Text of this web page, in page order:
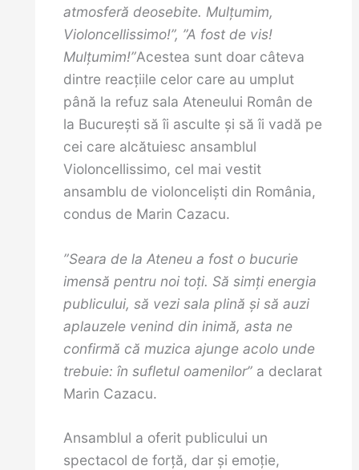
atmosferă deosebite. Mulțumim,
Violoncellissimo!”, ”A fost de vis!
Mulțumim!”Acestea sunt doar câteva
dintre reacțiile celor care au umplut
până la refuz sala Ateneului Român de
la București să îi asculte și să îi vadă pe
cei care alcătuiesc ansamblul
Violoncellissimo, cel mai vestit
ansamblu de violonceliști din România,
condus de Marin Cazacu.
”Seara de la Ateneu a fost o bucurie
imensă pentru noi toți. Să simți energia
publicului, să vezi sala plină și să auzi
aplauzele venind din inimă, asta ne
confirmă că muzica ajunge acolo unde
trebuie: în sufletul oamenilor”a declarat
Marin Cazacu.
Ansamblul a oferit publicului un
spectacol de forță, dar și emoție,